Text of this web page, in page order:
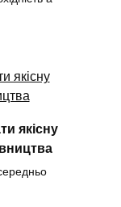
якісну